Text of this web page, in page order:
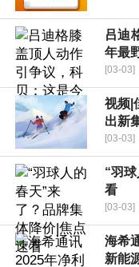
吕迪
年最
[03-03]
视频|
出新
[03-03]
“羽
看
[03-03]
海希
新能